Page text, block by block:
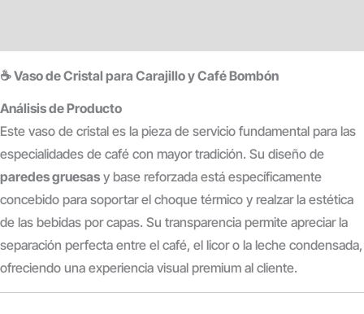
☕ Vaso de Cristal para Carajillo y Café Bombón
Análisis de Producto
Este vaso de cristal es la pieza de servicio fundamental para las
especialidades de café con mayor tradición. Su diseño de
paredes gruesas y base reforzada está específicamente
concebido para soportar el choque térmico y realzar la estética
de las bebidas por capas. Su transparencia permite apreciar la
separación perfecta entre el café, el licor o la leche condensada,
ofreciendo una experiencia visual premium al cliente.